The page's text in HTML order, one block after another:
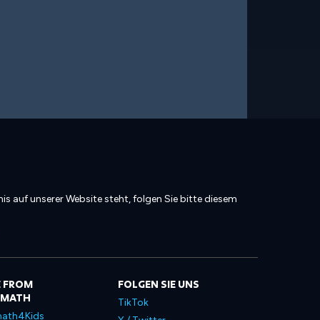
auf unserer Website steht, folgen Sie bitte diesem
FROM
FOLGEN SIE UNS
TikTok